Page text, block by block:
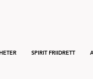
SPIRIT FRIIDRETT